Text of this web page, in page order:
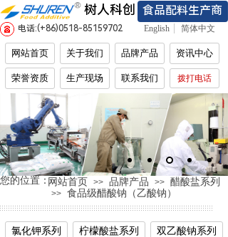
树人科创
拨打电话
English 简体中文
网站首页 关于我们 品牌产品 资讯中心
荣誉资质 生产现场 联系我们
电话:(+86)0518-85159702
食品配料生产商
网站首页 >> 品牌产品 >> 醋酸盐系列
>> 食品级醋酸钠（乙酸钠）
您的位置：
氯化钾系列 柠檬酸盐系列
双乙酸钠系列